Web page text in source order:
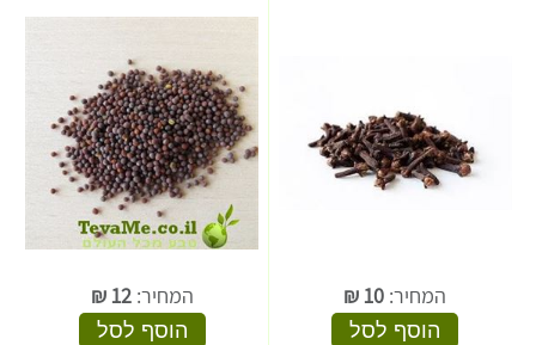
המחיר: 10
₪
הוסף לסל
המחיר:12
₪
הוסף לסל